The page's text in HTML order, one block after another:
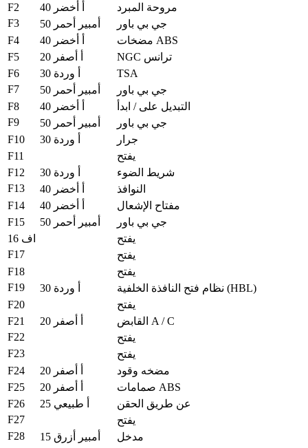
F2
40 أ أخضر
مروحة المبرد
F3
50 أمبير أحمر
جي بي باور
F4
40 أ أخضر
مضخات ABS
F5
20 أ أصفر
NGC ترانس
F6
30 أ وردة
TSA
F7
50 أمبير أحمر
جي بي باور
F8
40 أ أخضر
التبديل على / ابدأ
F9
50 أمبير أحمر
جي بي باور
F10
30 أ وردة
جرار
F11
يفتح
F12
30 أ وردة
شريط الضوء
F13
40 أ أخضر
النوافذ
F14
40 أ أخضر
مفتاح الإشعال
F15
50 أمبير أحمر
جي بي باور
اف 16
يفتح
F17
يفتح
F18
يفتح
F19
30 أ وردة
نظام فتح النافذة الخلفية (HBL)
F20
يفتح
F21
20 أ أصفر
القابض A / C
F22
يفتح
F23
يفتح
F24
20 أ أصفر
مضخه وقود
F25
20 أ أصفر
صمامات ABS
F26
25 أ طبيعي
عن طريق الحقن
F27
يفتح
F28
15 أمبير أزرق
مدخل